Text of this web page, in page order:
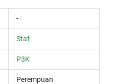
-
Staf
P3K
Perempuan